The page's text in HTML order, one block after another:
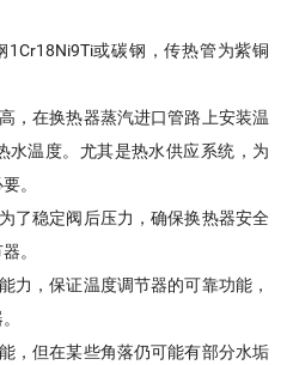
或碳钢，传热管为紫铜
在换热器蒸汽进口管路上安装温
水温度。尤其是热水供应系统，为
。
稳定阀后压力，确保换热器安全
。
，保证温度调节器的可靠功能，
但在某些角落仍可能有部分水垢